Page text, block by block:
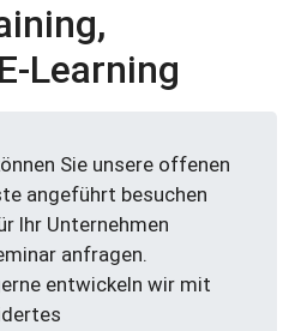
Learning
Sie unsere offenen
angeführt besuchen
Ihr Unternehmen
anfragen.
entwickeln wir mit